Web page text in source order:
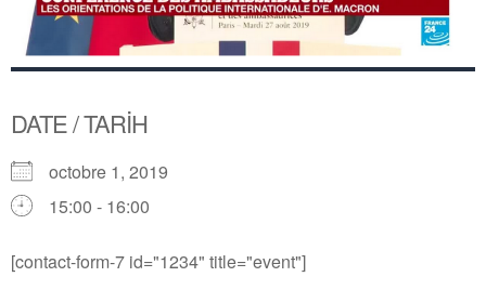
DATE / TARİH
octobre 1, 2019
15:00 - 16:00
[contact-form-7 id="1234" title="event"]